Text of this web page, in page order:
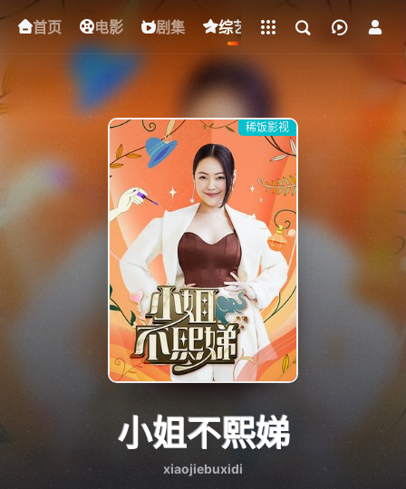
首页 电影 剧集 综艺 动漫 短剧
下载客户端
立即登录
稀饭影视
小姐不熙娣
xiaojiebuxidi